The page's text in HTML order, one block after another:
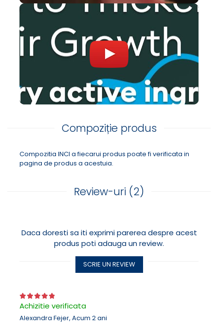
Rezultatele au demonstrat:
o radacina mai groasa si mai puternica, un fir de par
Compoziție produs
Compozitia INCI a fiecarui produs poate fi verificata in
pagina de produs a acestuia.
Review-uri (2)
Daca doresti sa iti exprimi parerea despre acest
produs poti adauga un review.
SCRIE UN REVIEW
Achizitie verificata
Alexandra Fejer, Acum 2 ani